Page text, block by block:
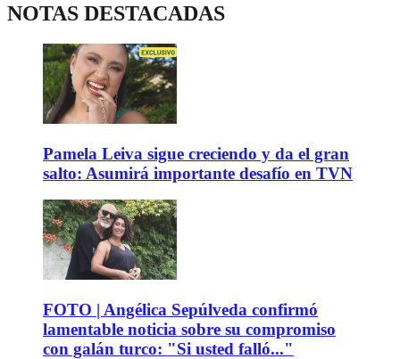
NOTAS DESTACADAS
Pamela Leiva sigue creciendo y da el gran
salto: Asumirá importante desafío en TVN
FOTO | Angélica Sepúlveda confirmó
lamentable noticia sobre su compromiso
con galán turco: "Si usted falló..."